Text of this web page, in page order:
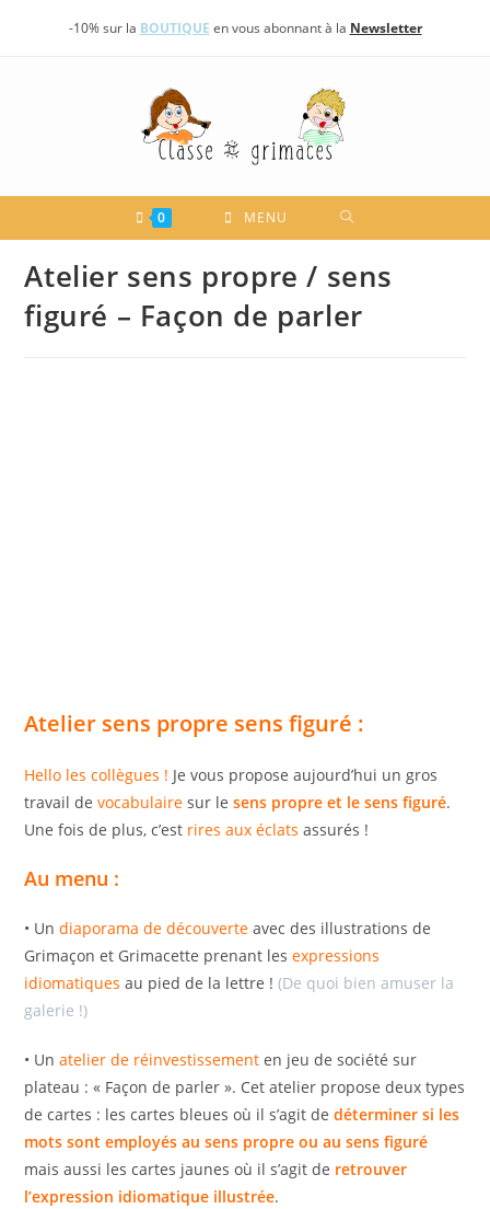
-10% sur la BOUTIQUE en vous abonnant à la Newsletter
0 MENU
Atelier sens propre / sens
figuré – Façon de parler
Atelier sens propre sens figuré :
Hello les collègues ! Je vous propose aujourd’hui un gros
travail devocabulairesur le sens propre et le sens figuré.
Une fois de plus, c’est rires aux éclats assurés !
Au menu :
• Undiaporama de découverte avec des illustrations de
Grimaçon et Grimacette prenant lesexpressions
idiomatiques au pied de la lettre !(De quoi bien amuser la
galerie !)
• Unatelier de réinvestissement en jeu de société sur
plateau : « Façon de parler ». Cet atelier propose deux types
de cartes : les cartes bleues où il s’agit dedéterminer si les
mots sont employés au sens propre ou au sens figuré
mais aussi les cartes jaunes où il s’agit de retrouver
l’expression idiomatique illustrée.